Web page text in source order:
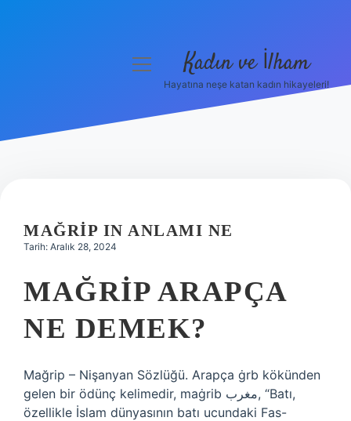
Hakkımızda
menüyü
Kadın ve İlham
Hayatına neşe katan kadın hikayeleri!
MAĞRIP IN ANLAMI NE
Tarih: Aralık 28, 2024
MAĞRIP ARAPÇA
NE DEMEK?
Mağrip – Nişanyan Sözlüğü. Arapça ġrb kökünden
gelen bir ödünç kelimedir, maġrib مغرب, “Batı,
özellikle İslam dünyasının batı ucundaki Fas-